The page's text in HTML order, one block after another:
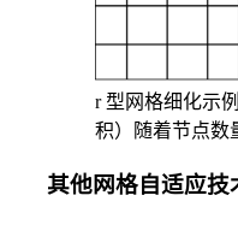
r 型网格细化示
积）随着节点数
其他网格自适应技